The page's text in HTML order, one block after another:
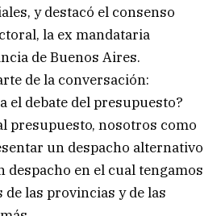
y destacó el consenso
la ex mandataria
de Buenos Aires.
de la conversación:
el debate del presupuesto?
presupuesto, nosotros como
un despacho alternativo
despacho en el cual tengamos
las provincias y de las